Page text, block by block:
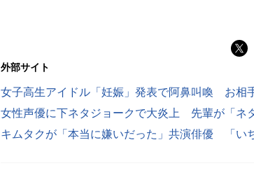
外部サイト
キムタクが「本当に嫌いだった」共演俳優 「い